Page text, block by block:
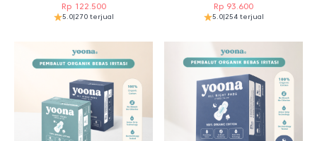
Rp122.500
5.0|270 terjual
Rp 93.600
5.0|254 terjual